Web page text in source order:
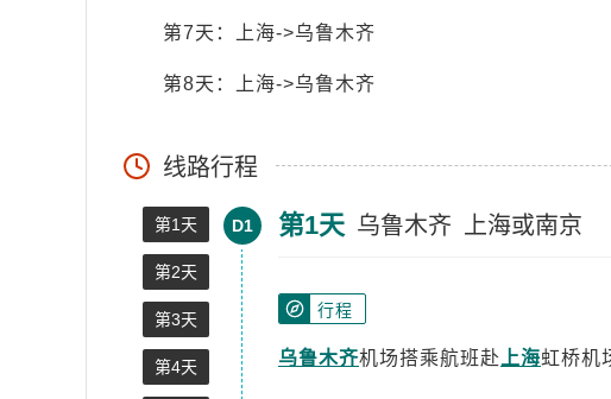
第7天：上海->乌鲁木齐
第8天：上海->乌鲁木齐
线路行程
第1天
第2天
第3天
第4天
D1 第1天 乌鲁木齐 上海或南京
行程
乌鲁木齐机场搭乘航班赴 上海虹桥机